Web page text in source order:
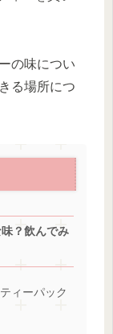
の味につい
る場所につ
？飲んでみ
ィーパック